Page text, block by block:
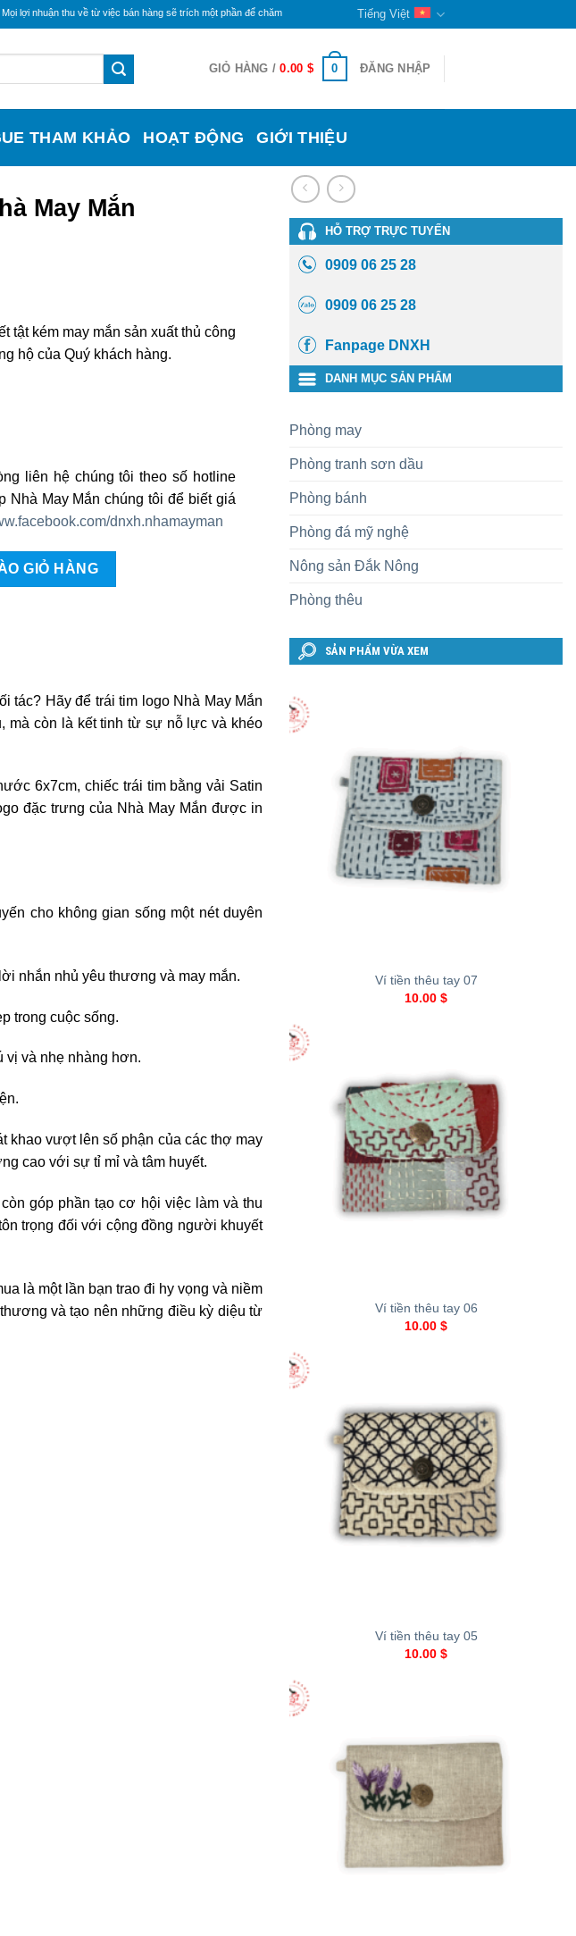
thu về từ việc bán hàng sẽ trích một phần để chăm lo cho đời sống các bạn khuyết tật và trẻ mồ côi ở đây. Phần còn lại sẽ tiếp
Tiếng Việt
GIỎ HÀNG /0.00 $ 0 ĐĂNG NHẬP
THAM KHẢO HOẠT ĐỘNG GIỚI THIỆU
May Mắn
tật kém may mắn sản xuất thủ công
hộ của Quý khách hàng.
liên hệ chúng tôi theo số hotline
Nhà May Mắn chúng tôi để biết giá
dnxh.nhamayman
GIỎ HÀNG
tác? Hãy để trái tim logo Nhà May Mắn
mà còn là kết tinh từ sự nỗ lực và khéo
6x7cm, chiếc trái tim bằng vải Satin
đặc trưng của Nhà May Mắn được in
cho không gian sống một nét duyên
nhắn nhủ yêu thương và may mắn.
trong cuộc sống.
vị và nhẹ nhàng hơn.
khao vượt lên số phận của các thợ may
cao với sự tỉ mỉ và tâm huyết.
góp phần tạo cơ hội việc làm và thu
trọng đối với cộng đồng người khuyết
là một lần bạn trao đi hy vọng và niềm
và tạo nên những điều kỳ diệu từ
HỖ TRỢ TRỰC TUYẾN
0909 06 25 28
0909 06 25 28
Fanpage DNXH
DANH MỤC SẢN PHẨM
Phòng may
Phòng tranh sơn dầu
Phòng bánh
Phòng đá mỹ nghệ
Nông sản Đắk Nông
Phòng thêu
SẢN PHẨM VỪA XEM
Ví tiền thêu tay 07
10.00 $
Ví tiền thêu tay 06
10.00 $
Ví tiền thêu tay 05
10.00 $